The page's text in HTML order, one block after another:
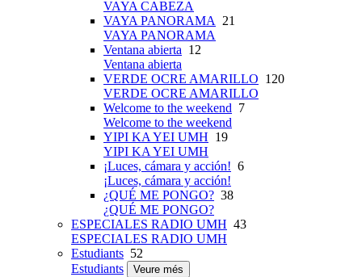
VAYA CABEZA
VAYA PANORAMA
21
VAYA PANORAMA
Ventana abierta 12
Ventana abierta
VERDE OCRE AMARILLO 120
VERDE OCRE AMARILLO
Welcome to the weekend 7
Welcome to the weekend
YIPI KA YEI UMH 19
YIPI KA YEI UMH
¡Luces, cámara y acción! 6
¡Luces, cámara y acción!
¿QUÉ ME PONGO? 38
¿QUÉ ME PONGO?
ESPECIALES RADIO UMH 43
ESPECIALES RADIO UMH
Estudiants 52
Estudiants
Veure més